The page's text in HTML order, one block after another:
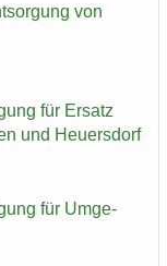
von
für Er­satz
und Heu­ers­dorf
für Um­ge­